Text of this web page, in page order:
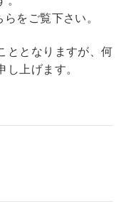
をご覧下さい。
ととなりますが、何
上げます。